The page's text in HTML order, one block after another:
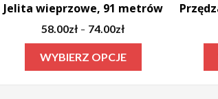
Jelita wieprzowe, 91 metrów
58.00zł – 74.00zł
cen:
od
58.00zł
WYBIERZ OPCJE
produkt